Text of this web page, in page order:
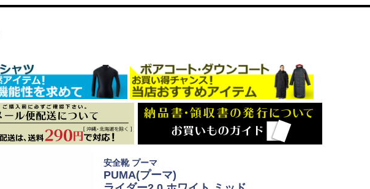
安全靴 プーマ
PUMA(プーマ)